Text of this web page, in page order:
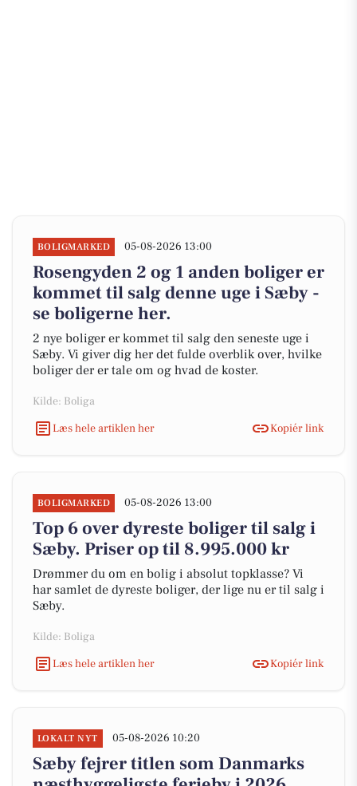
BOLIGMARKED 05-08-2026 13:00
Rosengyden 2 og 1 anden boliger er
kommet til salg denne uge i Sæby -
se boligerne her.
2 nye boliger er kommet til salg den seneste uge i
Sæby. Vi giver dig her det fulde overblik over, hvilke
boliger der er tale om og hvad de koster.
Kilde: Boliga
Læs hele artiklen her
Kopiér link
BOLIGMARKED 05-08-2026 13:00
Top 6 over dyreste boliger til salg i
Sæby. Priser op til 8.995.000 kr
Drømmer du om en bolig i absolut topklasse? Vi
har samlet de dyreste boliger, der lige nu er til salg i
Sæby.
Kilde: Boliga
Læs hele artiklen her
Kopiér link
LOKALT NYT 05-08-2026 10:20
Sæby fejrer titlen som Danmarks